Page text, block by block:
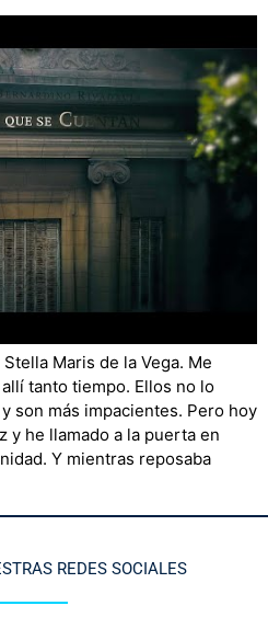
Maris de la Vega. Me
tanto tiempo. Ellos no lo
son más impacientes. Pero hoy
y he llamado a la puerta en
Y mientras reposaba
REDES SOCIALES